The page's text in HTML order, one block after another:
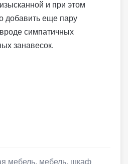
и при этом
добавить еще пару
симпатичных
занавесок.
мебель, мебель, шкаф